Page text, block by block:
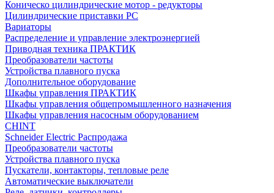
Коническо цилиндрические мотор - редукторы
Цилиндрические приставки PC
Вариаторы
Распределение и управление электроэнергией
Приводная техника ПРАКТИК
Преобразователи частоты
Устройства плавного пуска
Дополнительное оборудование
Шкафы управления ПРАКТИК
Шкафы управления общепромышленного назначения
Шкафы управления насосным оборудованием
CHINT
Schneider Electric Распродажа
Преобразователи частоты
Устройства плавного пуска
Пускатели, контакторы, тепловые реле
Автоматические выключатели